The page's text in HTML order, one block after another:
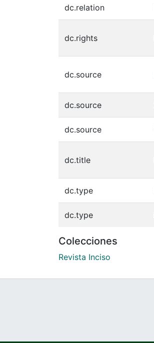
dc.relation
dc.rights
dc.source
dc.source
dc.source
dc.title
dc.type
dc.type
Colecciones
Revista Inciso